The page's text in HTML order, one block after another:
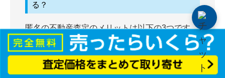
る？
匿名の不動産査定のメリットは以下の3つです。
個人情報の入力が不要
売却金額がすぐにわかる